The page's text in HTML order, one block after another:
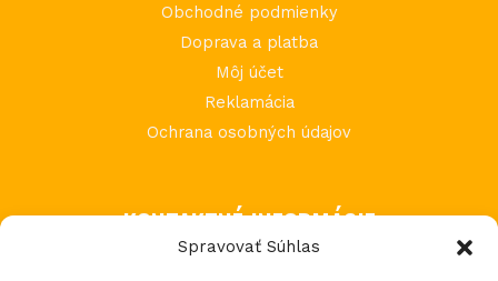
Spravovať Súhlas
Obchodné podmienky
Doprava a platba
Môj účet
Reklamácia
Ochrana osobných údajov
KONTAKTNÉ INFORMÁCIE